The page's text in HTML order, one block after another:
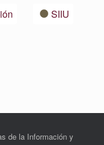
SIIU
de la Información y